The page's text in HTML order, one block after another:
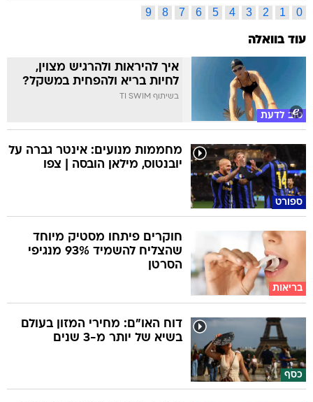
0
1
2
3
4
5
6
7
8
9
עוד בוואלה
טוב לדעת
איך להיראות ולהרגיש מצוין,
לחיות בריא ולהפחית במשקל?
בשיתוף TI SWIM
ספורט
מחממות מנועים: אינטר גברה על
יובנטוס, מילאן הובסה | צפו
בריאות
חוקרים פיתחו מסטיק מיוחד
שהצליח להשמיד 93% מנגיפי
הסרטן
כסף
דוח האו"ם: מחירי המזון בעולם
בשיא של יותר מ-3 שנים